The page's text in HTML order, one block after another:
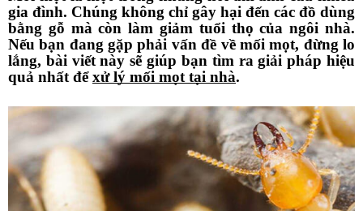
gia đình. Chúng không chỉ gây hại đến các đồ dùng
bằng gỗ mà còn làm giảm tuổi thọ của ngôi nhà.
Nếu bạn đang gặp phải vấn đề về mối mọt, đừng lo
lắng, bài viết này sẽ giúp bạn tìm ra giải pháp hiệu
quả nhất đểxử lý mối mọt tại nhà.